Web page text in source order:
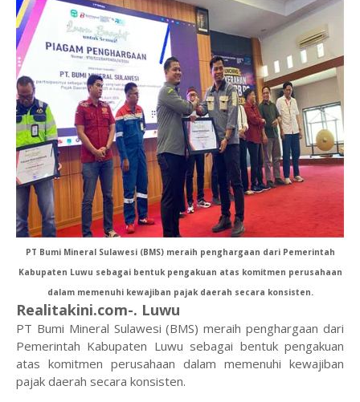
PT Bumi Mineral Sulawesi (BMS) meraih penghargaan dari Pemerintah
Kabupaten Luwu sebagai bentuk pengakuan atas komitmen perusahaan
dalam memenuhi kewajiban pajak daerah secara konsisten.
Realitakini.com-. Luwu
PT Bumi Mineral Sulawesi (BMS) meraih penghargaan dari
Pemerintah Kabupaten Luwu sebagai bentuk pengakuan
atas komitmen perusahaan dalam memenuhi kewajiban
pajak daerah secara konsisten.